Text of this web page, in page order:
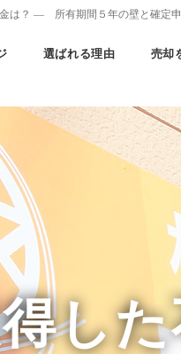
は？ ― 所有期間５年の壁と確定
選ばれる理由 売却
し